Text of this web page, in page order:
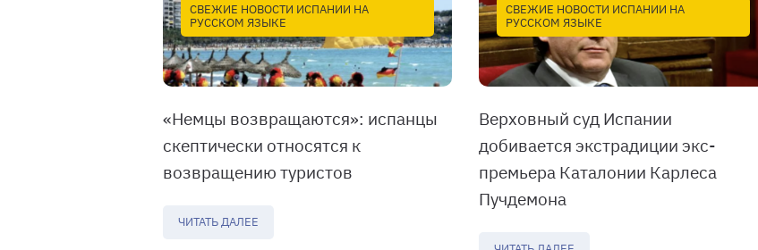
СВЕЖИЕ НОВОСТИ ИСПАНИИ НА
РУССКОМ ЯЗЫКЕ
«Немцы возвращаются»: испанцы
скептически относятся к
возвращению туристов
ЧИТАТЬ ДАЛЕЕ
СВЕЖИЕ НОВОСТИ ИСПАНИИ НА
РУССКОМ ЯЗЫКЕ
Верховный суд Испании
добивается экстрадиции экс-
премьера Каталонии Карлеса
Пучдемона